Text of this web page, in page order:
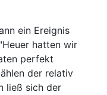
ein Ereignis
hatten wir
perfekt
der relativ
ließ sich der